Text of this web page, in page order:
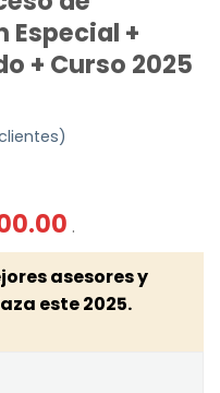
+
+ Curso 2025
.
asesores y
este 2025.